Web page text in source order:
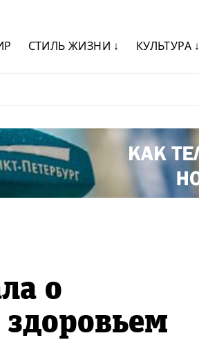
СТИЛЬ ЖИЗНИ ↓ КУЛЬТУРА ↓
о